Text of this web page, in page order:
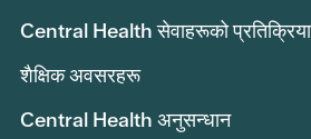
Central Health सेवाहरूको प्रतिक्रिया
शैक्षिक अवसरहरू
Central Health अनुसन्धान